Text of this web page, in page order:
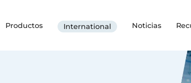
Productos International Noticias